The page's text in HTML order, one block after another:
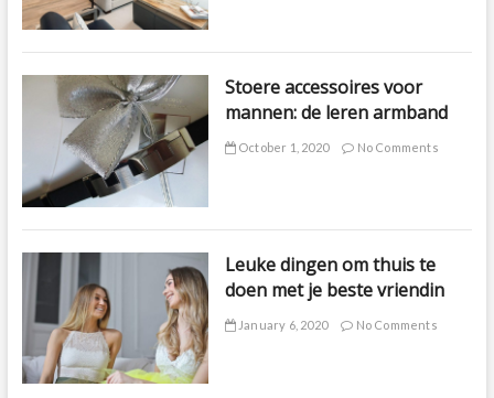
Stoere accessoires voor
mannen: de leren armband
October 1, 2020 No Comments
Leuke dingen om thuis te
doen met je beste vriendin
January 6, 2020 No Comments